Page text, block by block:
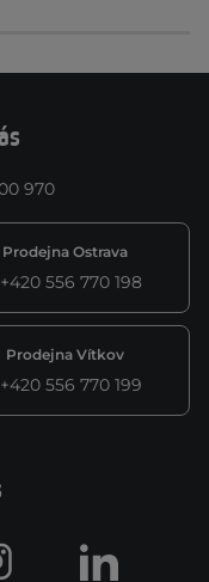
970
Prodejna Ostrava
+420 556 770 198
Prodejna Vítkov
+420 556 770 199
LinkedIn